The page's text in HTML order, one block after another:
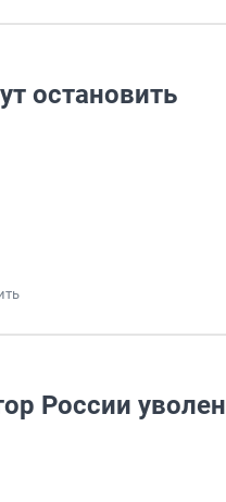
остановить
России уволен